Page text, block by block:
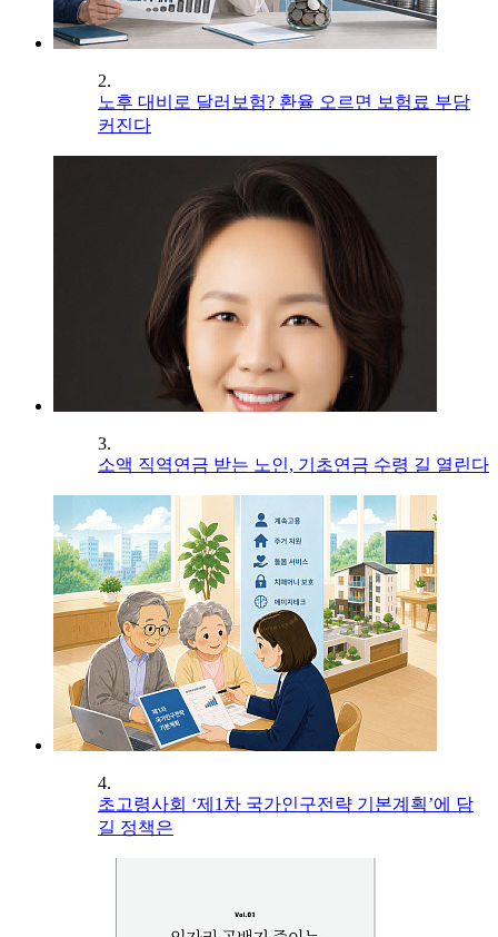
2.
노후 대비로 달러보험? 환율 오르면 보험료 부담
커진다
3.
소액 직역연금 받는 노인, 기초연금 수령 길 열린다
4.
초고령사회 ‘제1차 국가인구전략 기본계획’에 담
길 정책은